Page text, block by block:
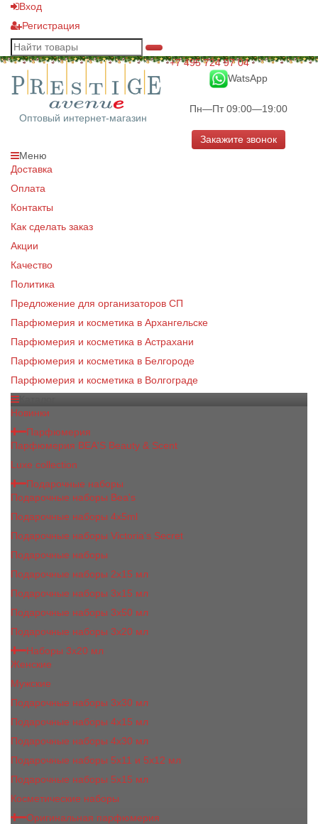
Вход
Регистрация
Оптовый интернет-магазин
+7 495 724 97 04
WatsApp
Пн—Пт 09:00—19:00
Закажите звонок
Меню
Доставка
Оплата
Контакты
Как сделать заказ
Акции
Качество
Политика
Предложение для организаторов СП
Парфюмерия и косметика в Архангельске
Парфюмерия и косметика в Астрахани
Парфюмерия и косметика в Белгороде
Парфюмерия и косметика в Волгограде
Новинки
Парфюмерия
Парфюмерия BEA'S Beauty & Scent
Luxe collection
Подарочные наборы
Подарочные наборы Bea's
Подарочные наборы 4х5ml
Подарочные наборы Victoria's Secret
Подарочные наборы
Подарочные наборы 2x15 мл
Подарочные наборы 3х15 мл
Подарочные наборы 3x50 мл
Подарочные наборы 3x20 мл
Наборы 3х20 мл
Женские
Мужские
Подарочные наборы 3х30 мл
Подарочные наборы 4x15 мл
Подарочные наборы 4x30 мл
Подарочные наборы 5x11 и 5х12 мл
Подарочные наборы 5x15 мл
Косметические наборы
Оригинальная парфюмерия